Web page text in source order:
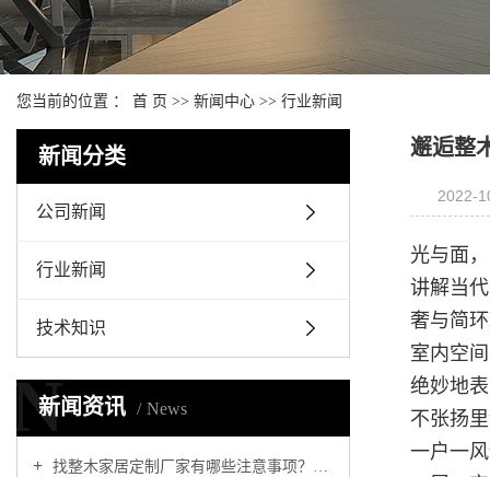
您当前的位置 ： 首 页 >> 新闻中心 >> 行业新闻
新闻分类
公司新闻
行业新闻
技术知识
新闻资讯 News
N
找整木家居定制厂家有哪些注意事项？怎样挑选适合的
邂逅整
2022-
光与面
讲解当
奢与简
室内空
绝妙地
不张扬
一户一